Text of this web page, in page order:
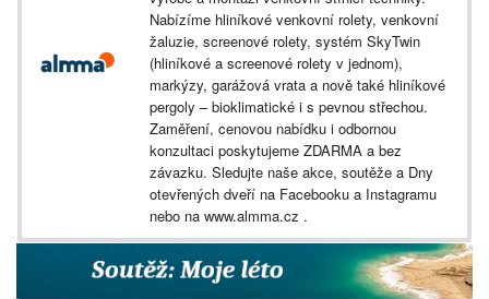
Nabízíme hliníkové venkovní rolety, venkovní
žaluzie, screenové rolety, systém SkyTwin
(hliníkové a screenové rolety v jednom),
markýzy, garážová vrata a nově také hliníkové
pergoly – bioklimatické i s pevnou střechou.
Zaměření, cenovou nabídku i odbornou
konzultaci poskytujeme ZDARMA a bez
závazku. Sledujte naše akce, soutěže a Dny
otevřených dveří na Facebooku a Instagramu
nebo na www.almma.cz .